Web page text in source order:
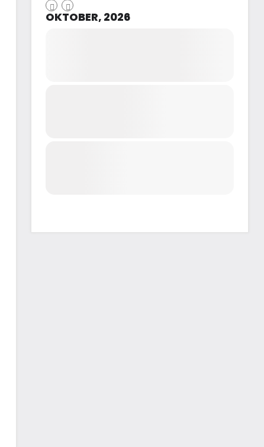
OKTOBER, 2026